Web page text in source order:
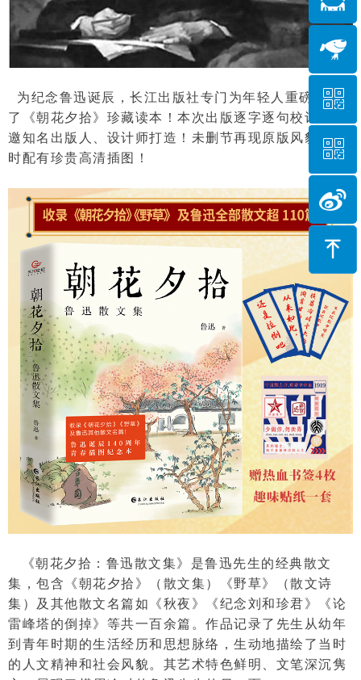
为纪念鲁迅诞辰，长江出版社专门为年轻人重磅打造
了《朝花夕拾》珍藏读本！本次出版逐字逐句校订，力
邀知名出版人、设计师打造！未删节再现原版风貌！同
时配有珍贵高清插图！
《朝花夕拾：鲁迅散文集》是鲁迅先生的经典散文
集，包含《朝花夕拾》（散文集）《野草》（散文诗
集）及其他散文名篇如《秋夜》《纪念刘和珍君》《论
雷峰塔的倒掉》等共一百余篇。作品记录了先生从幼年
到青年时期的生活经历和思想脉络，生动地描绘了当时
的人文精神和社会风貌。其艺术特色鲜明、文笔深沉隽
ꀥ
微信二维码
ꁸ
ꀥ
微信二维码